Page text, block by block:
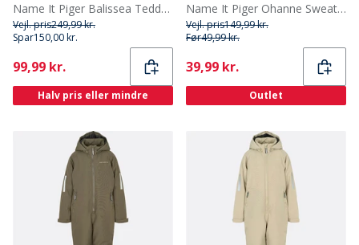
Name It Piger Balissea Teddy Fleece Pumice Stone
Vejl. pris249,99 kr.
Spar150,00 kr.
Current
99,99 kr.
Halv pris eller mindre
Name It Piger Ohanne Sweatshirt Periscope
Vejl. pris149,99 kr.
Før49,99 kr.
Current
39,99 kr.
Outlet